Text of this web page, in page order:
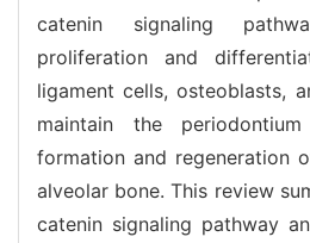
catenin signaling
proliferation and
ligament cells, osteoblasts,
maintain the
formation and regeneration
alveolar bone. This review
catenin signaling pathway